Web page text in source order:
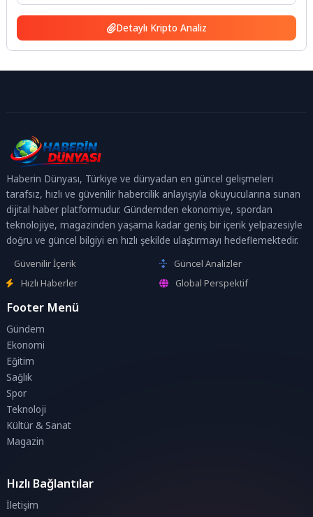
Detaylı Kripto Analiz
Haberin Dünyası, Türkiye ve dünyadan en güncel gelişmeleri
tarafsız, hızlı ve güvenilir habercilik anlayışıyla okuyucularına sunan
dijital haber platformudur. Gündemden ekonomiye, spordan
teknolojiye, magazinden yaşama kadar geniş bir içerik yelpazesiyle
doğru ve güncel bilgiyi en hızlı şekilde ulaştırmayı hedeflemektedir.
Güvenilir İçerik
Güncel Analizler
Hızlı Haberler
Global Perspektif
Footer Menü
Gündem
Ekonomi
Eğitim
Sağlık
Spor
Teknoloji
Kültür & Sanat
Magazin
Hızlı Bağlantılar
İletişim